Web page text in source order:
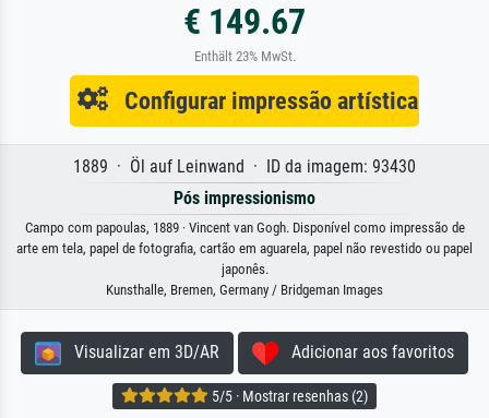
€ 149.67
Enthält 23% MwSt.
Configurar impressão artística
1889 · Öl auf Leinwand · ID da imagem: 93430
Pós impressionismo
Campo com papoulas, 1889 · Vincent van Gogh. Disponível como impressão de
arte em tela, papel de fotografia, cartão em aguarela, papel não revestido ou papel
japonês.
Kunsthalle, Bremen, Germany / Bridgeman Images
Visualizar em 3D/AR Adicionar aos favoritos
5/5 · Mostrar resenhas (2)